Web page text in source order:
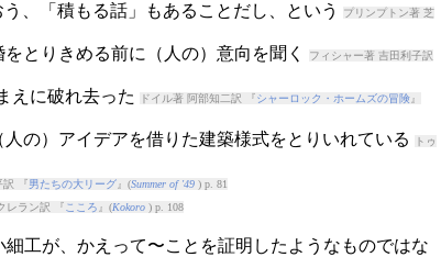
、「積もる話」もあることだし、という
プリンプトン著 芝
をとりきめる前に（人の）意向を聞く
フィシャー著 吉田利子訳
えに破れ去った ドイル著 阿部知二訳 『 シャーロック・ホームズの冒険』
人の）アイデアを借りた建築様式をとりいれている
トゥ
『 男たちの大リーグ』(Summer of '49) p. 81
レラン訳 『 こころ 』(Kokoro) p. 108
工が、かえって〜ことを証明したようなものではな